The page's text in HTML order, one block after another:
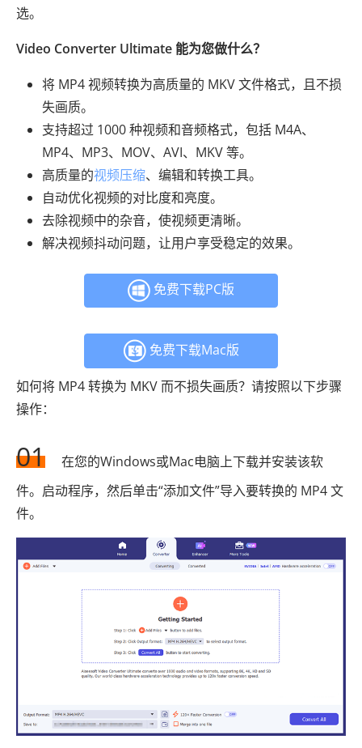
选。
Video Converter Ultimate 能为您做什么？
将 MP4 视频转换为高质量的 MKV 文件格式，且不损
失画质。
支持超过 1000 种视频和音频格式，包括 M4A、
MP4、MP3、MOV、AVI、MKV 等。
高质量的视频压缩、编辑和转换工具。
自动优化视频的对比度和亮度。
去除视频中的杂音，使视频更清晰。
解决视频抖动问题，让用户享受稳定的效果。
免费下载PC版
免费下载Mac版
如何将 MP4 转换为 MKV 而不损失画质？请按照以下步骤
操作：
01
在您的Windows或Mac电脑上下载并安装该软
件。启动程序，然后单击“添加文件”导入要转换的 MP4 文
件。